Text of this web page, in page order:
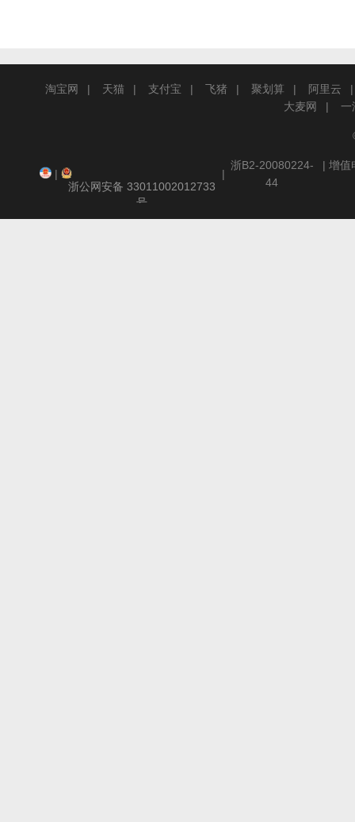
淘宝网 天猫 支付宝 飞猪 聚划算
阿里云
大麦网
一
|
浙公网安备 33011002012733
号
|
浙B2-20080224-
44
| 增值